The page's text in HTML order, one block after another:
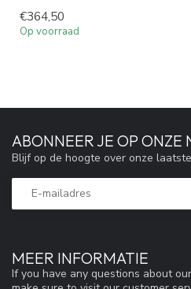
€364,50
Op voorraad
MEER INFORMATIE
If you have any questions about
ABONNEER JE OP ONZE
Blijf op de hoogte over onze